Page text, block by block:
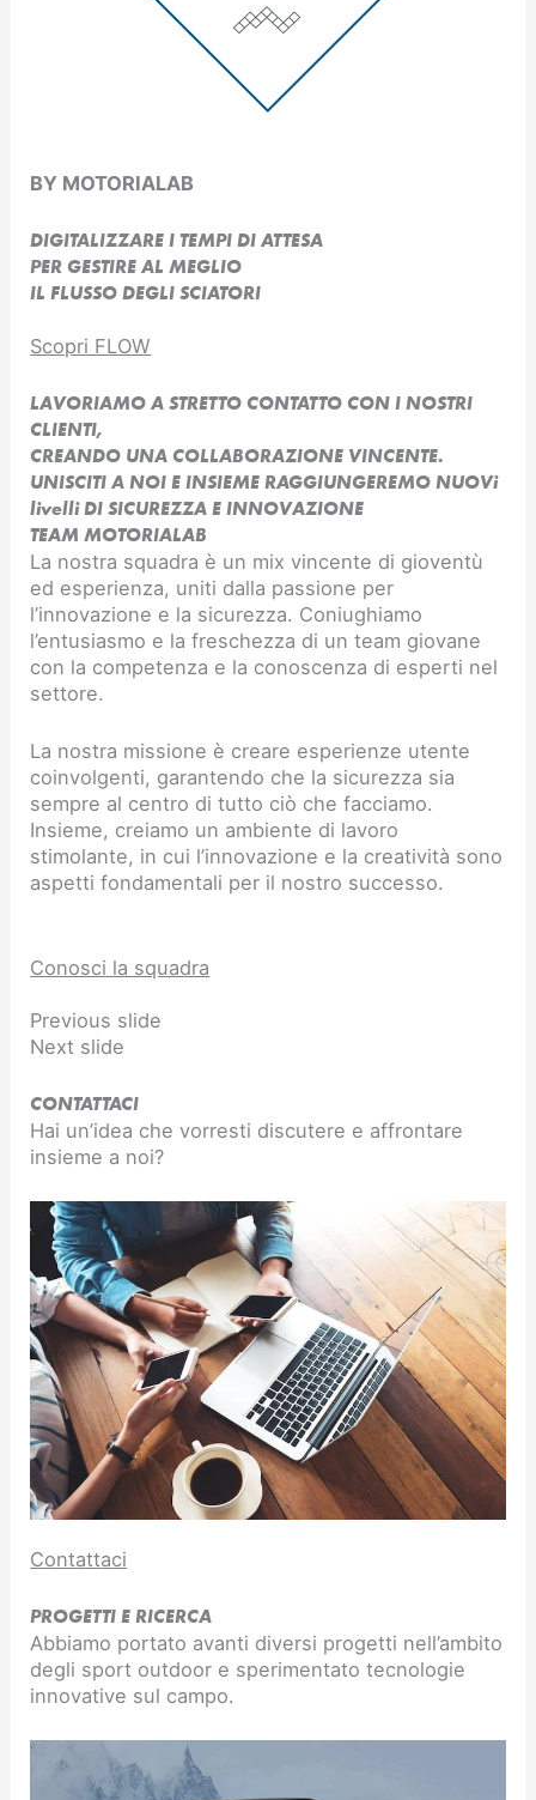
BY MOTORIALAB
DIGITALIZZARE I TEMPI DI ATTESA
PER GESTIRE AL MEGLIO
IL FLUSSO DEGLI SCIATORI
Scopri FLOW
LAVORIAMO A STRETTO CONTATTO CON I NOSTRI
CLIENTI,
CREANDO UNA COLLABORAZIONE VINCENTE.
UNISCITI A NOI E INSIEME RAGGIUNGEREMO NUOVi
livelli DI SICUREZZA E INNOVAZIONE​
TEAM MOTORIALAB
La nostra squadra è un mix vincente di gioventù
ed esperienza, uniti dalla passione per
l’innovazione e la sicurezza. Coniughiamo
l’entusiasmo e la freschezza di un team giovane
con la competenza e la conoscenza di esperti nel
settore.
La nostra missione è creare esperienze utente
coinvolgenti, garantendo che la sicurezza sia
sempre al centro di tutto ciò che facciamo.
Insieme, creiamo un ambiente di lavoro
stimolante, in cui l’innovazione e la creatività sono
aspetti fondamentali per il nostro successo.
Conosci la squadra
Previous slide
Next slide
CONTATTACI
Hai un’idea che vorresti discutere e affrontare
insieme a noi?
Contattaci
PROGETTI E RICERCA
Abbiamo portato avanti diversi progetti nell’ambito
degli sport outdoor e sperimentato tecnologie
innovative sul campo.